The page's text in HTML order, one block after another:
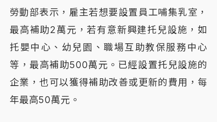
勞動部表示，雇主若想要設置員工哺集乳室，
最高補助2萬元，若有意新興建托兒設施，如
托嬰中心、幼兒園、職場互助教保服務中心
等，最高補助500萬元。已經設置托兒設施的
企業，也可以獲得補助改善或更新的費用，每
年最高50萬元。